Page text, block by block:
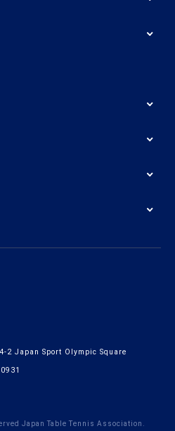
4-2 Japan Sport Olympic Square
Japan Table Tennis Association.